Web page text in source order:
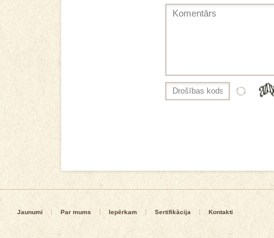
Jaunumi Par mums Iepērkam Sertifikācija Kontakti